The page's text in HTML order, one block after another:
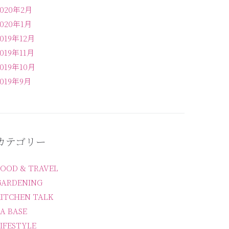
年2月
年1月
年12月
年11月
年10月
年9月
テゴリー
& TRAVEL
TALK
BASE